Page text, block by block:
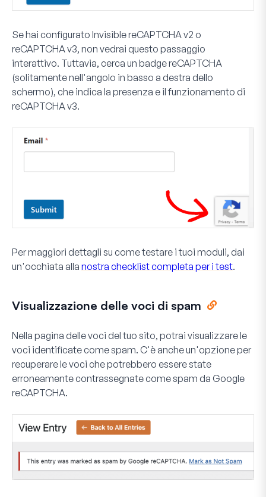
Se hai configurato Invisible reCAPTCHA v2 o
reCAPTCHA v3, non vedrai questo passaggio
interattivo. Tuttavia, cerca un badge reCAPTCHA
(solitamente nell'angolo in basso a destra dello
schermo), che indica la presenza e il funzionamento di
reCAPTCHA v3.
Per maggiori dettagli su come testare i tuoi moduli, dai
un'occhiata alla nostra checklist completa per i test.
Visualizzazione delle voci di spam
Nella pagina delle voci del tuo sito, potrai visualizzare le
voci identificate come spam. C'è anche un'opzione per
recuperare le voci che potrebbero essere state
erroneamente contrassegnate come spam da Google
reCAPTCHA.